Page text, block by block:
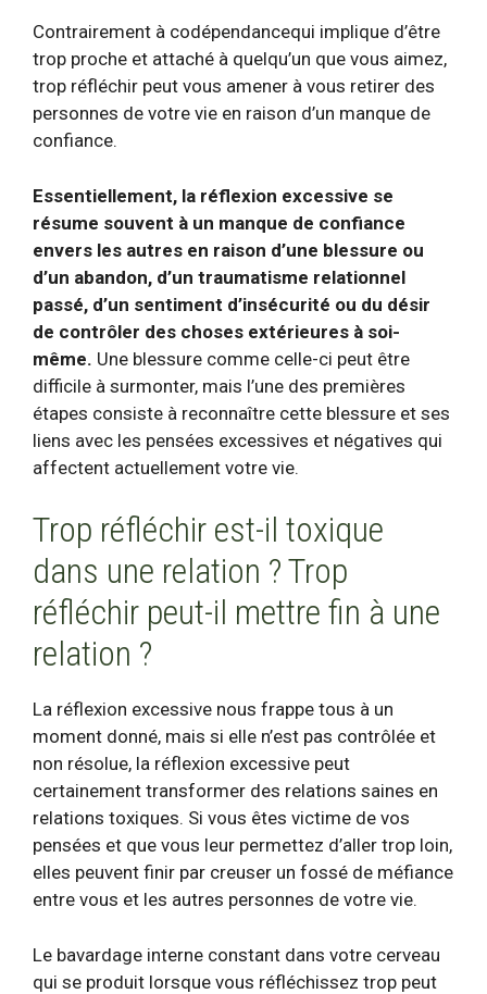
Contrairement à codépendancequi implique d’être
trop proche et attaché à quelqu’un que vous aimez,
trop réfléchir peut vous amener à vous retirer des
personnes de votre vie en raison d’un manque de
confiance.
Essentiellement, la réflexion excessive se
résume souvent à un manque de confiance
envers les autres en raison d’une blessure ou
d’un abandon, d’un traumatisme relationnel
passé, d’un sentiment d’insécurité ou du désir
de contrôler des choses extérieures à soi-
même. Une blessure comme celle-ci peut être
difficile à surmonter, mais l’une des premières
étapes consiste à reconnaître cette blessure et ses
liens avec les pensées excessives et négatives qui
affectent actuellement votre vie.
Trop réfléchir est-il toxique
dans une relation ? Trop
réfléchir peut-il mettre fin à une
relation ?
La réflexion excessive nous frappe tous à un
moment donné, mais si elle n’est pas contrôlée et
non résolue, la réflexion excessive peut
certainement transformer des relations saines en
relations toxiques. Si vous êtes victime de vos
pensées et que vous leur permettez d’aller trop loin,
elles peuvent finir par creuser un fossé de méfiance
entre vous et les autres personnes de votre vie.
Le bavardage interne constant dans votre cerveau
qui se produit lorsque vous réfléchissez trop peut